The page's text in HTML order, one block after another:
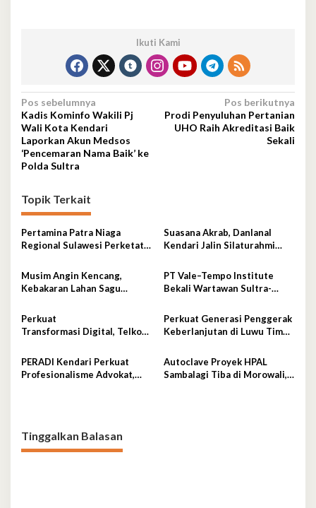
Ikuti Kami
Navigasi
pos
Pos sebelumnya
Kadis Kominfo Wakili Pj
Wali Kota Kendari
Laporkan Akun Medsos
‘Pencemaran Nama Baik’ ke
Polda Sultra
Pos berikutnya
Prodi Penyuluhan Pertanian
UHO Raih Akreditasi Baik
Sekali
Topik Terkait
Pertamina Patra Niaga
Regional Sulawesi Perketat
di SPBU Kabupaten Kolaka
Utara
Suasana Akrab, Danlanal
Kendari Jalin Silaturahmi
Musim Angin Kencang,
Kebakaran Lahan Sagu
Fadil Indah
PT Vale–Tempo Institute
Bekali Wartawan Sultra-
Investigasi di Sorowako
Perkuat
Transformasi Digital, Telkom
Kota Kendari
Perkuat Generasi Penggerak
Keberlanjutan di Luwu Timur,
Konservasi
PERADI Kendari Perkuat
Profesionalisme Advokat,
Autoclave Proyek HPAL
Sambalagi Tiba di Morowali,
Tinggalkan Balasan